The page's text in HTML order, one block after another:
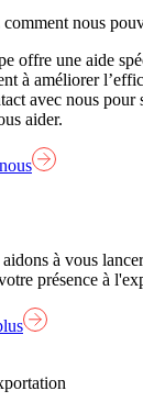
nous
offre une aide
à améliorer
avec nous pour
aider.
à vous
présence à